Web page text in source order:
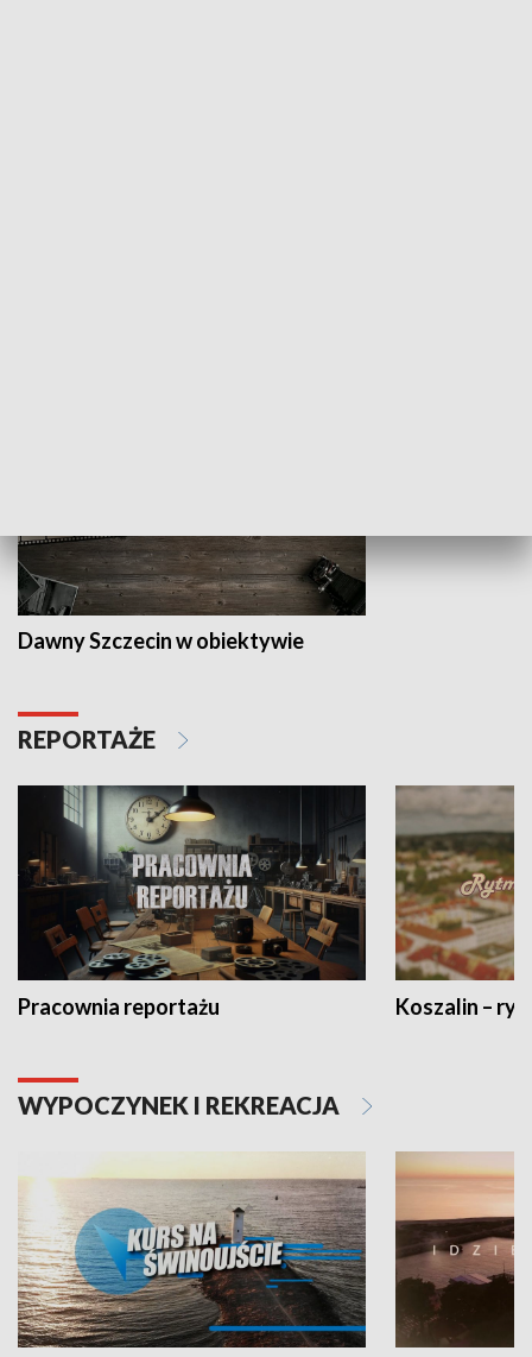
Dawny Szczecin w obiektywie
REPORTAŻE
Pracownia reportażu Koszalin –
WYPOCZYNEK I REKREACJA